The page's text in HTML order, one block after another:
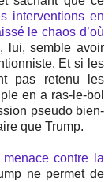
interventions en
le chaos d’où
lui, semble avoir
Et si les
pas retenu les
en a ras-le-bol
pseudo bien-
que Trump.
contre la
ne permet de